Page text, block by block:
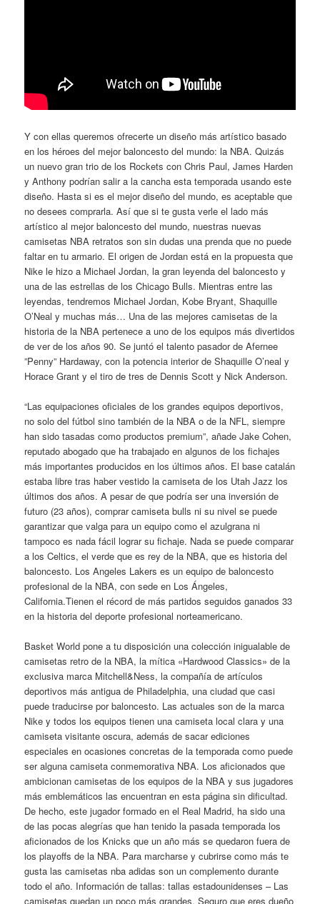
Y con ellas queremos ofrecerte un diseño más artístico basado
en los héroes del mejor baloncesto del mundo: la NBA. Quizás
un nuevo gran trio de los Rockets con Chris Paul, James Harden
y Anthony podrían salir a la cancha esta temporada usando este
diseño. Hasta si es el mejor diseño del mundo, es aceptable que
no desees comprarla. Así que si te gusta verle el lado más
artístico al mejor baloncesto del mundo, nuestras nuevas
camisetas NBA retratos son sin dudas una prenda que no puede
faltar en tu armario. El origen de Jordan está en la propuesta que
Nike le hizo a Michael Jordan, la gran leyenda del baloncesto y
una de las estrellas de los Chicago Bulls. Mientras entre las
leyendas, tendremos Michael Jordan, Kobe Bryant, Shaquille
O’Neal y muchas más… Una de las mejores camisetas de la
historia de la NBA pertenece a uno de los equipos más divertidos
de ver de los años 90. Se juntó el talento pasador de Afernee
”Penny” Hardaway, con la potencia interior de Shaquille O’neal y
Horace Grant y el tiro de tres de Dennis Scott y Nick Anderson.
“Las equipaciones oficiales de los grandes equipos deportivos,
no solo del fútbol sino también de la NBA o de la NFL, siempre
han sido tasadas como productos premium”, añade Jake Cohen,
reputado abogado que ha trabajado en algunos de los fichajes
más importantes producidos en los últimos años. El base catalán
estaba libre tras haber vestido la camiseta de los Utah Jazz los
últimos dos años. A pesar de que podría ser una inversión de
futuro (23 años), comprar camiseta bulls ni su nivel se puede
garantizar que valga para un equipo como el azulgrana ni
tampoco es nada fácil lograr su fichaje. Nada se puede comparar
a los Celtics, el verde que es rey de la NBA, que es historia del
baloncesto. Los Angeles Lakers es un equipo de baloncesto
profesional de la NBA, con sede en Los Ángeles,
California.Tienen el récord de más partidos seguidos ganados 33
en la historia del deporte profesional norteamericano.
Basket World pone a tu disposición una colección inigualable de
camisetas retro de la NBA, la mítica «Hardwood Classics» de la
exclusiva marca Mitchell&Ness, la compañía de artículos
deportivos más antigua de Philadelphia, una ciudad que casi
puede traducirse por baloncesto. Las actuales son de la marca
Nike y todos los equipos tienen una camiseta local clara y una
camiseta visitante oscura, además de sacar ediciones
especiales en ocasiones concretas de la temporada como puede
ser alguna camiseta conmemorativa NBA. Los aficionados que
ambicionan camisetas de los equipos de la NBA y sus jugadores
más emblemáticos las encuentran en esta página sin dificultad.
De hecho, este jugador formado en el Real Madrid, ha sido una
de las pocas alegrías que han tenido la pasada temporada los
aficionados de los Knicks que un año más se quedaron fuera de
los playoffs de la NBA. Para marcharse y cubrirse como más te
gusta las camisetas nba adidas son un complemento durante
todo el año. Información de tallas: tallas estadounidenses – Las
camisetas quedan un poco más grandes. Seguro que eres dueño